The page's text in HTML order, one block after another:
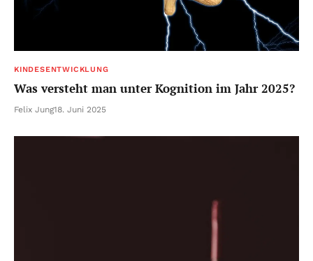
KINDESENTWICKLUNG
Was versteht man unter Kognition im Jahr 2025?
Felix Jung18. Juni 2025